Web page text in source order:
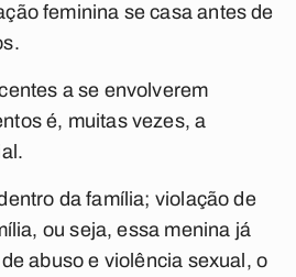
feminina se casa antes de
a se envolverem
é, muitas vezes, a
da família; violação de
ou seja, essa menina já
abuso e violência sexual, o